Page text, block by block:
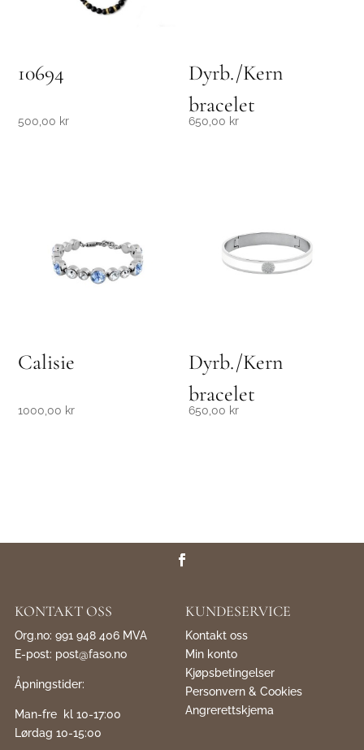
10694
500,00 kr
Dyrb./Kern
bracelet
650,00 kr
Calisie
1000,00 kr
Dyrb./Kern
bracelet
650,00 kr
KONTAKT OSS
Org.no: 991 948 406 MVA
E-post: post@faso.no
Åpningstider:
Man-fre kl 10-17:00
Lørdag 10-15:00
KUNDESERVICE
Kontakt oss
Min konto
Kjøpsbetingelser
Personvern & Cookies
Angrerettskjema